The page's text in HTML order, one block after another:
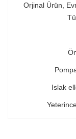
Orjinal Ürün,
Islak